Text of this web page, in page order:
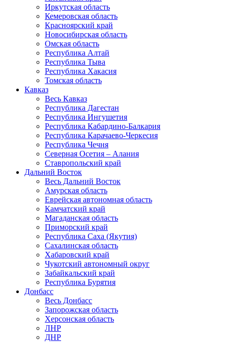
Иркутская область
Кемеровская область
Красноярский край
Новосибирская область
Омская область
Республика Алтай
Республика Тыва
Республика Хакасия
Томская область
Кавказ
Весь Кавказ
Республика Дагестан
Республика Ингушетия
Республика Кабардино-Балкария
Республика Карачаево-Черкесия
Республика Чечня
Северная Осетия – Алания
Ставропольский край
Дальний Восток
Весь Дальний Восток
Амурская область
Еврейская автономная область
Камчатский край
Магаданская область
Приморский край
Республика Саха (Якутия)
Сахалинская область
Хабаровский край
Чукотский автономный округ
Забайкальский край
Республика Бурятия
Донбасс
Весь Донбасс
Запорожская область
Херсонская область
ЛНР
ДНР